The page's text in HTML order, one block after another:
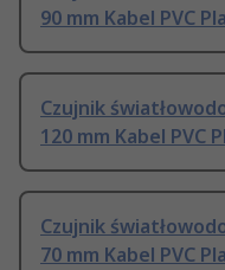
90 mm Kabel PVC
Czujnik
120 mm Kabel PVC
Czujnik
70 mm Kabel PVC